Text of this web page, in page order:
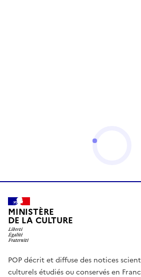
MINISTÈRE
DE LA CULTURE
POP décrit et diffuse des notices
culturels étudiés ou conservés en